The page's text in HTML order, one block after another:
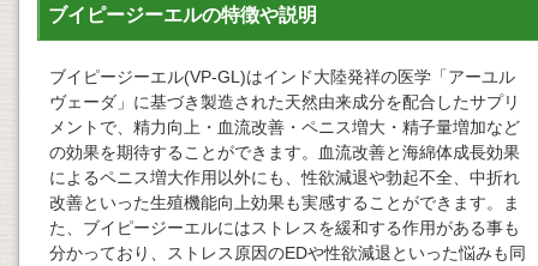
ブイピージーエルの特徴や説明
ブイピージーエル(VP-GL)はインド大陸発祥の医学「アーユル
ヴェーダ」に基づき製造された天然由来成分を配合したサプリ
メントで、精力向上・血流改善・ペニス増大・精子量増加など
の効果を期待することができます。血流改善と海綿体成長効果
によるペニス増大作用以外にも、性欲減退や勃起不全、中折れ
改善といった生殖機能向上効果も実感することができます。ま
た、ブイピージーエルにはストレスを緩和する作用がある事も
分かっており、ストレス原因のEDや性欲減退といった悩みも同